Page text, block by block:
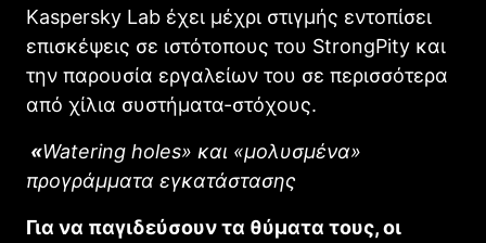
Kaspersky Lab έχει μέχρι στιγμής εντοπίσει
επισκέψεις σε ιστότοπους του StrongPity και
την παρουσία εργαλείων του σε περισσότερα
από χίλια συστήματα-στόχους.
«Watering holes» και «μολυσμένα»
προγράμματα εγκατάστασης
Για να παγιδεύσουν τα θύματα τους, οι